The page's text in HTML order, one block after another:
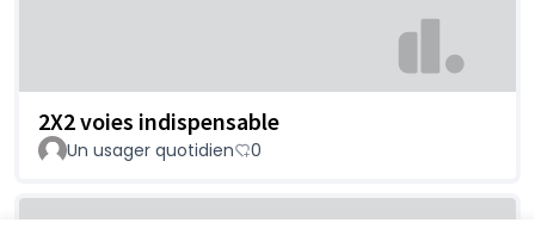
2X2 voies indispensable
Un usager quotidien 0